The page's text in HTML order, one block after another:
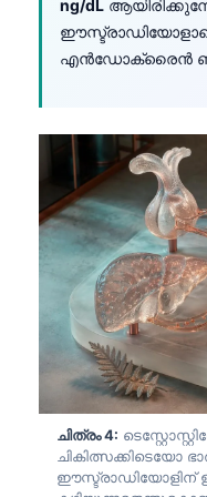
ng/dL
എൻഡോക്രൈൻ
ചിത്രം 4:
ചികിത്സക്കിടെയോ
ഈസ്ട്രാഡിയോളിന്